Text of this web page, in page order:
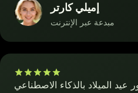
إميلي كارتر
مبدعة عبر الإنترنت
الميلاد بالذكاء الاصطناعي